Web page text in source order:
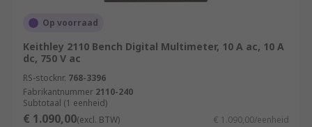
Op voorraad
Keithley 2110 Bench Digital Multimeter, 10 A ac, 10 A
dc, 750 V ac
RS-stocknr. 768-3396
Fabrikantnummer 2110-240
Subtotaal (1 eenheid)
€ 1.090,00(excl. BTW) € 1.090,00/eenheid